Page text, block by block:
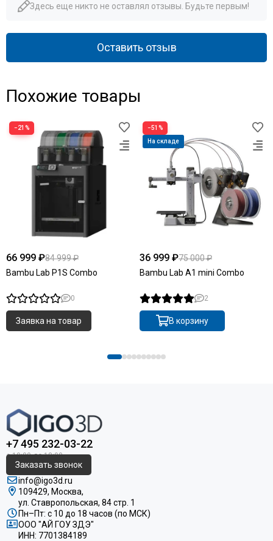
Здесь еще никто не оставлял отзывы. Будьте первым!
Оставить отзыв
Похожие товары
−21%
66 999 ₽84 999 ₽
Bambu Lab P1S Combo
0
Заявка на товар
−51%
На складе
36 999 ₽75 000 ₽
Bambu Lab A1 mini Combo
2
В корзину
+7 495 232-03-22
Заказать звонок
info@igo3d.ru
109429, Москва,
ул. Ставропольская, 84 стр. 1
Пн–Пт: с 10 до 18 часов (по МСК)
ООО "АЙ ГОУ ЗДЭ"
ИНН: 7701384189